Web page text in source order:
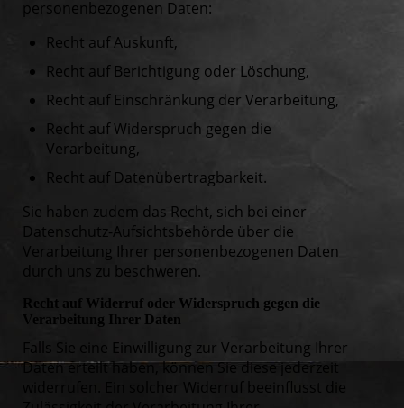
personenbezogenen Daten:
Recht auf Auskunft,
Recht auf Berichtigung oder Löschung,
Recht auf Einschränkung der Verarbeitung,
Recht auf Widerspruch gegen die
Verarbeitung,
Recht auf Datenübertragbarkeit.
Sie haben zudem das Recht, sich bei einer
Datenschutz-Aufsichtsbehörde über die
Verarbeitung Ihrer personenbezogenen Daten
durch uns zu beschweren.
Recht auf Widerruf oder Widerspruch gegen die
Verarbeitung Ihrer Daten
Falls Sie eine Einwilligung zur Verarbeitung Ihrer
Daten erteilt haben, können Sie diese jederzeit
widerrufen. Ein solcher Widerruf beeinflusst die